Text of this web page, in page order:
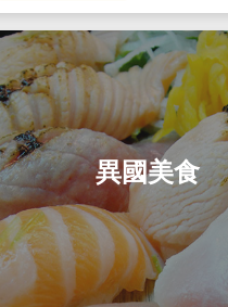
異國美食